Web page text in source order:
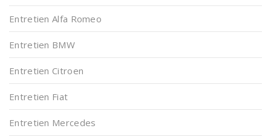
Entretien Alfa Romeo
Entretien BMW
Entretien Citroen
Entretien Fiat
Entretien Mercedes